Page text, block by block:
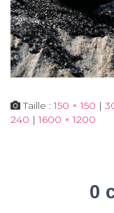
Taille :150 × 150 |
240 | 1600 × 1200
0